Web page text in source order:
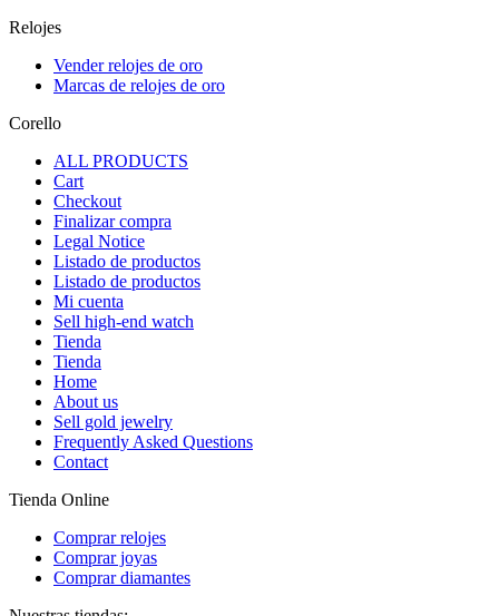
Relojes
Vender relojes de oro
Marcas de relojes de oro
Corello
ALL PRODUCTS
Cart
Checkout
Finalizar compra
Legal Notice
Listado de productos
Listado de productos
Mi cuenta
Sell high-end watch
Tienda
Tienda
Home
About us
Sell gold jewelry
Frequently Asked Questions
Contact
Tienda Online
Comprar relojes
Comprar joyas
Comprar diamantes